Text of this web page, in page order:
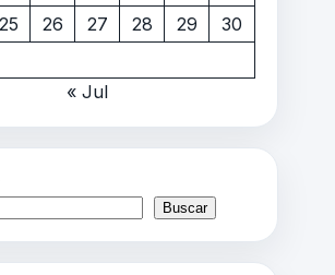
25 26 27 28 29
30
« Jul
Buscar